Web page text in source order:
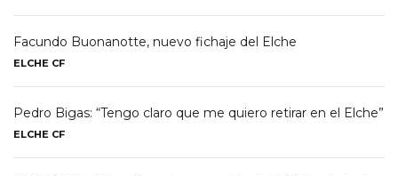
Facundo Buonanotte, nuevo fichaje del Elche
ELCHE CF
Pedro Bigas: “Tengo claro que me quiero retirar en el Elche”
ELCHE CF